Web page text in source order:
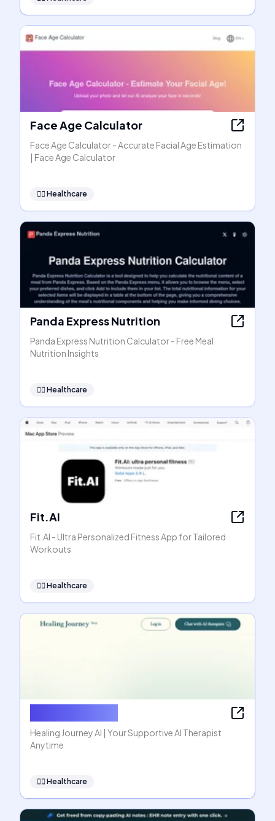
Face Age Calculator
Face Age Calculator - Accurate Facial Age Estimation
| Face Age Calculator
👩‍⚕️ Healthcare
Panda Express Nutrition
Panda Express Nutrition Calculator - Free Meal
Nutrition Insights
👩‍⚕️ Healthcare
Fit.AI
Fit.AI - Ultra Personalized Fitness App for Tailored
Workouts
👩‍⚕️ Healthcare
Healing Journey AI | Your Supportive AI Therapist
Anytime
👩‍⚕️ Healthcare